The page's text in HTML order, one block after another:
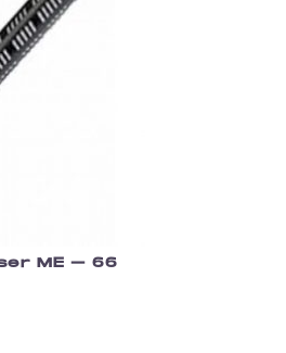
ME – 66